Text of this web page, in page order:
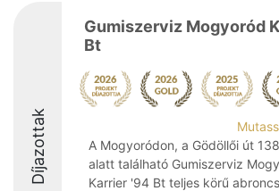
Díjazottak
Gumiszerviz Mogyoród
Bt
A Mogyoródon, a Gödöllői út
alatt található Gumiszerviz
Karrier '94 Bt teljes körű